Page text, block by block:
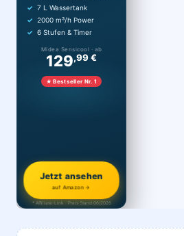
7 L Wassertank
2000 m³/h Power
6 Stufen & Timer
Midea Sensicool · ab
129,99 €
★ Bestseller Nr. 1
Jetzt ansehen
auf Amazon →
* Affiliate-Link · Preis Stand 06/2026